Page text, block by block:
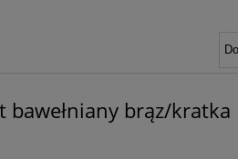
bawełniany brąz/kratka